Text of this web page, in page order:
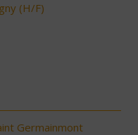
(H/F)
Germainmont